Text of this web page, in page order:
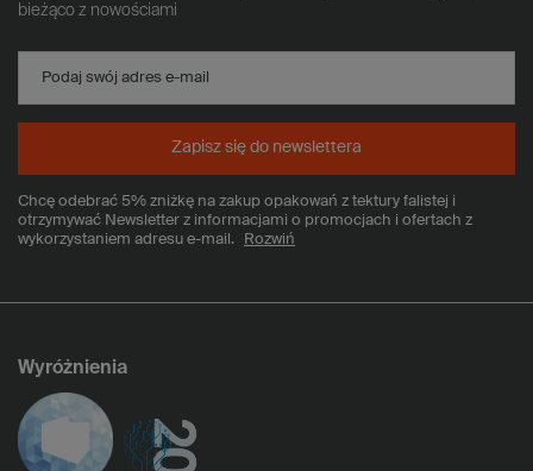
bieżąco z nowościami
Podaj swój adres e-mail
Chcę odebrać 5% zniżkę na zakup opakowań z tektury falistej i
otrzymywać Newsletter z informacjami o promocjach i ofertach z
wykorzystaniem adresu e-mail.
Rozwiń
Zapisz się do newslettera
Wyróżnienia